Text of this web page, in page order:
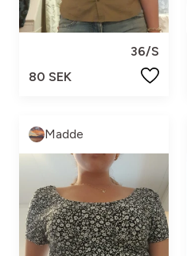
36/S
80 SEK
Madde